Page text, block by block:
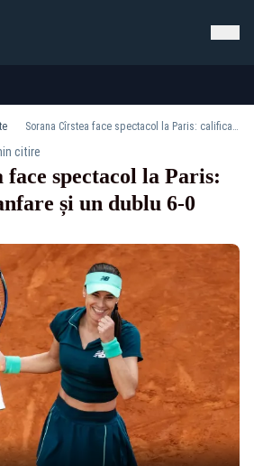
Sorana Cîrstea face spectacol la Paris: calificare en-fanfare și un dublu 6-0 devastator
citire
face spectacol la Paris:
și un dublu 6-0